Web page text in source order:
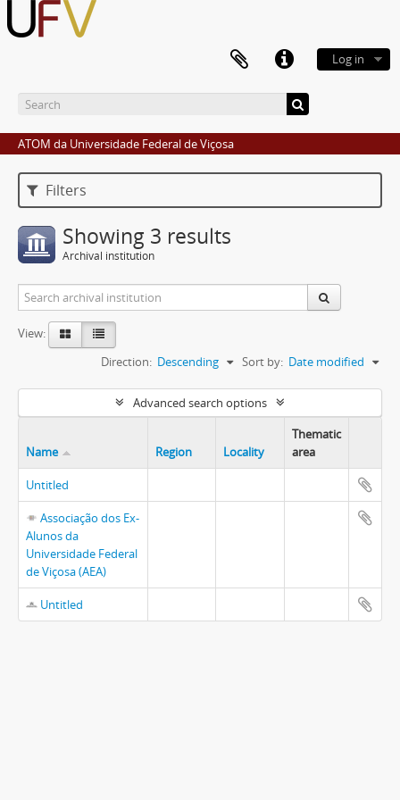
Log in
ATOM da Universidade Federal de Viçosa
Filters
Showing 3 results
Archival institution
View:
Sort by: Date modified
Direction: Descending
Advanced search options
Name Region Locality
Thematic
area
Untitled
Associação dos Ex-
Alunos da
Universidade Federal
de Viçosa (AEA)
Untitled